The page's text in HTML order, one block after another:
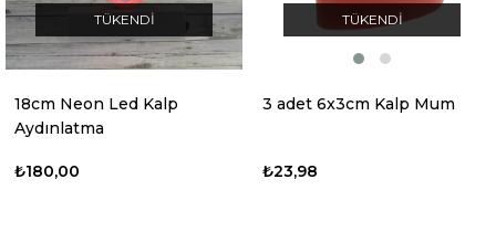
TÜKENDI
18cm Neon Led Kalp
Aydınlatma
₺180,00
TÜKENDI
3 adet 6x3cm Kalp Mum
₺23,98